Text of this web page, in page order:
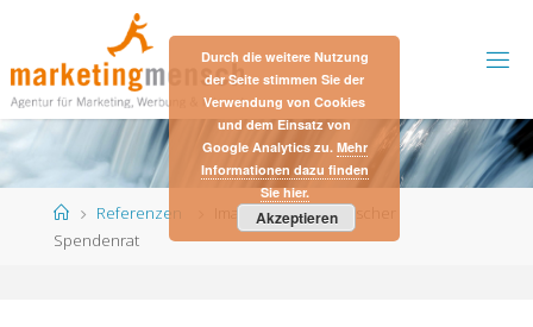
content
HomeReferenzen
Image-Flyer für Deutscher
Spendenrat
Durch die weitere Nutzung
der Seite stimmen Sie der
Verwendung von Cookies
und dem Einsatz von
Google Analytics zu. Mehr
Informationen dazu finden
Sie hier.
Akzeptieren